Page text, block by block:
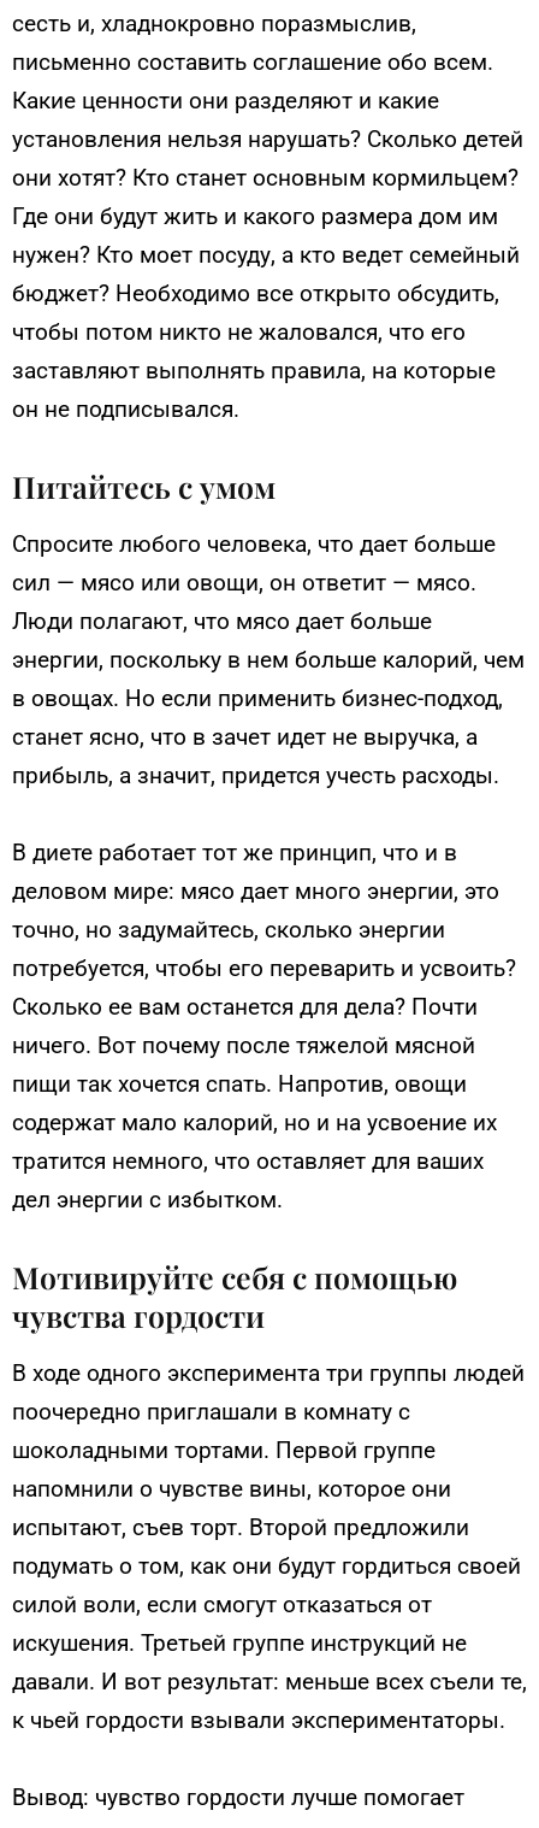
сесть и, хладнокровно поразмыслив,
письменно составить соглашение обо всем.
Какие ценности они разделяют и какие
установления нельзя нарушать? Сколько детей
они хотят? Кто станет основным кормильцем?
Где они будут жить и какого размера дом им
нужен? Кто моет посуду, а кто ведет семейный
бюджет? Необходимо все открыто обсудить,
чтобы потом никто не жаловался, что его
заставляют выполнять правила, на которые
он не подписывался.
Питайтесь с умом
Спросите любого человека, что дает больше
сил — мясо или овощи, он ответит — мясо.
Люди полагают, что мясо дает больше
энергии, поскольку в нем больше калорий, чем
в овощах. Но если применить бизнес-подход,
станет ясно, что в зачет идет не выручка, а
прибыль, а значит, придется учесть расходы.
В диете работает тот же принцип, что и в
деловом мире: мясо дает много энергии, это
точно, но задумайтесь, сколько энергии
потребуется, чтобы его переварить и усвоить?
Сколько ее вам останется для дела? Почти
ничего. Вот почему после тяжелой мясной
пищи так хочется спать. Напротив, овощи
содержат мало калорий, но и на усвоение их
тратится немного, что оставляет для ваших
дел энергии с избытком.
Мотивируйте себя с помощью
чувства гордости
В ходе одного эксперимента три группы людей
поочередно приглашали в комнату с
шоколадными тортами. Первой группе
напомнили о чувстве вины, которое они
испытают, съев торт. Второй предложили
подумать о том, как они будут гордиться своей
силой воли, если смогут отказаться от
искушения. Третьей группе инструкций не
давали. И вот результат: меньше всех съели те,
к чьей гордости взывали экспериментаторы.
Вывод: чувство гордости лучше помогает